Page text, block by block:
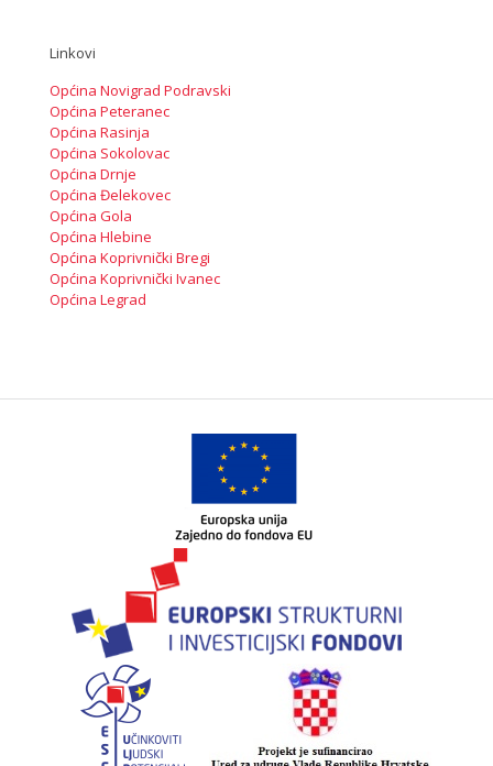
Linkovi
Općina Novigrad Podravski
Općina Peteranec
Općina Rasinja
Općina Sokolovac
Općina Drnje
Općina Đelekovec
Općina Gola
Općina Hlebine
Općina Koprivnički Bregi
Općina Koprivnički Ivanec
Općina Legrad